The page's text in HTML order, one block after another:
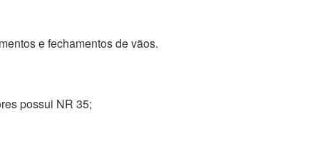
e fechamentos de vãos.
possui NR 35;